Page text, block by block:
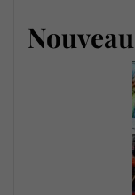
Nouveau